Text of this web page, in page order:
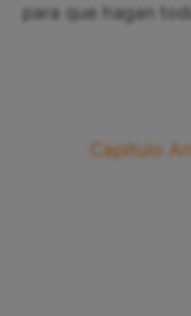
para que hagan
Capítulo